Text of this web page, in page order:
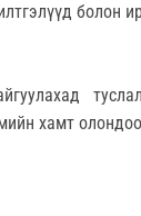
болон
хамт